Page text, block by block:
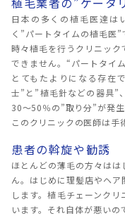
日本の多くの植毛医達は
く”パートタイムの植毛医
時々植毛を行うクリニッ
できません。“パートタイ
とてもたよりになる存在
士”と”植毛針などの器具”
30～50％の”取り分”が発
このクリニックの医師は手
患者の斡旋や勧誘
ほとんどの薄毛の方々は
ん。はじめに理髪店やヘ
します。植毛チェーンク
います。それ自体が悪い